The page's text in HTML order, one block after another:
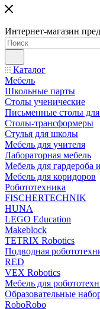
Интернет-магазин
Каталог
Мебель
Школьные парты
Столы ученические
Письменные столы
Столы-трансформеры
Стулья для школы
Мебель для учителя
Лабораторная мебель
Мебель для гардероба
Мебель для коридоров
Робототехника
FISCHERTECHNIK
HUNA
LEGO Education
Makeblock
TETRIX Robotics
Подводная
RED
VEX Robotics
Мебель для
Образовательные
RoboRobo